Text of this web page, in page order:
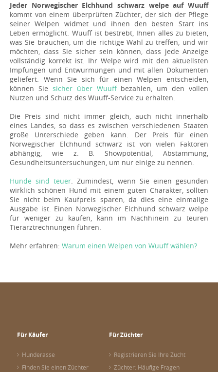
Jeder Norwegischer Elchhund schwarz welpe auf Wuuff
kommt von einem überprüften Züchter, der sich der Pflege
seiner Welpen widmet und ihnen den besten Start ins
Leben ermöglicht. Wuuff ist bestrebt, Ihnen alles zu bieten,
was Sie brauchen, um die richtige Wahl zu treffen, und wir
möchten, dass Sie sicher sein können, dass jede Anzeige
vollständig korrekt ist. Ihr Welpe wird mit den aktuellsten
Impfungen und Entwurmungen und mit allen Dokumenten
geliefert. Wenn Sie sich für einen Welpen entscheiden,
können Sie sicher über Wuuffbezahlen, um den vollen
Nutzen und Schutz des Wuuff-Service zu erhalten.
Die Preis sind nicht immer gleich, auch nicht innerhalb
eines Landes, so dass es zwischen verschiedenen Staaten
große Unterschiede geben kann. Der Preis für einen
Norwegischer Elchhund schwarz ist von vielen Faktoren
abhängig, wie z. B. Showpotential, Abstammung,
Gesundheitsuntersuchungen, um nur einige zu nennen.
Hunde sind teuer. Zumindest, wenn Sie einen gesunden
wirklich schönen Hund mit einem guten Charakter, sollten
Sie nicht beim Kaufpreis sparen, da dies eine einmalige
Ausgabe ist. Einen Norwegischer Elchhund schwarz welpe
für weniger zu kaufen, kann im Nachhinein zu teuren
Tierarztrechnungen führen.
Mehr erfahren: Warum einen Welpen von Wuuff wählen?
Für Käufer
Hunderasse
Finden Sie einen Züchter
Für Züchter
Registrieren Sie Ihre Zucht
Züchter: Häufige Fragen